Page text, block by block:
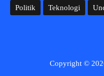
Politik
Teknologi
Copyright ©